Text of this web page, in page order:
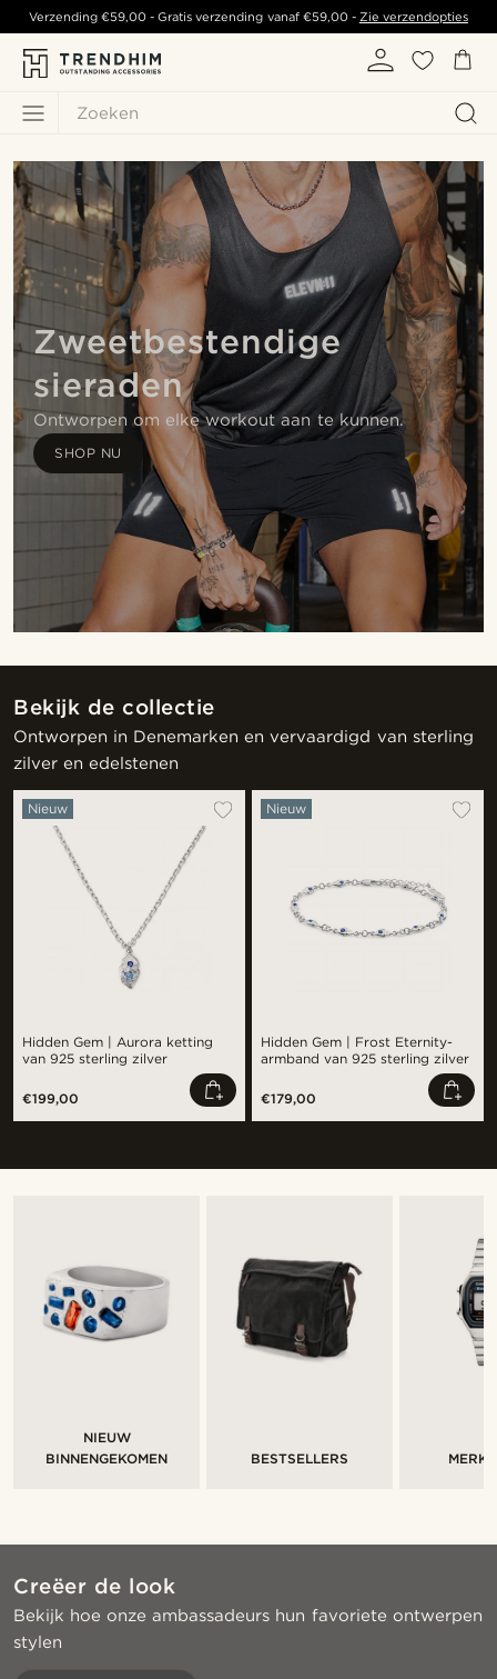
Zoeken
Verzending€59,00 - Gratis verzending vanaf €59,00- Zie verzendopties
Zweetbestendige
sieraden
Ontworpen om elke workout aan te kunnen.
SHOP NU
Bekijk de collectie
Ontworpen in Denemarken en vervaardigd van sterling
zilver en edelstenen
Hidden Gem | Aurora ketting
van 925 sterling zilver
Nieuw
€199,00
Hidden Gem | Frost Eternity-
armband van 925 sterling zilver
Nieuw
€179,00
NIEUW
BINNENGEKOMEN
BESTSELLERS
Creëer de look
Bekijk hoe onze ambassadeurs hun favoriete ontwerpen
stylen